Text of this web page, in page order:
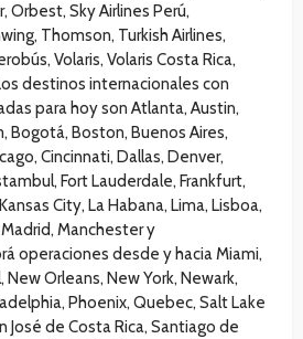
Orbest, Sky Airlines Perú,
Thomson, Turkish Airlines,
Volaris, Volaris Costa Rica,
destinos internacionales con
para hoy son Atlanta, Austin,
Bogotá, Boston, Buenos Aires,
Cincinnati, Dallas, Denver,
Fort Lauderdale, Frankfurt,
City, La Habana, Lima, Lisboa,
Manchester y
operaciones desde y hacia Miami,
Orleans, New York, Newark,
Phoenix, Quebec, Salt Lake
José de Costa Rica, Santiago de